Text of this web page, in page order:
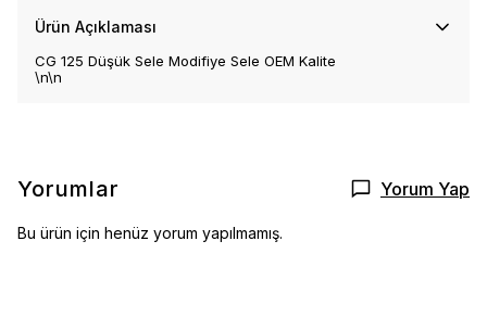
Ürün Açıklaması
CG 125 Düşük Sele Modifiye Sele OEM Kalite
\n\n
Yorumlar Yorum Yap
Bu ürün için henüz yorum yapılmamış.